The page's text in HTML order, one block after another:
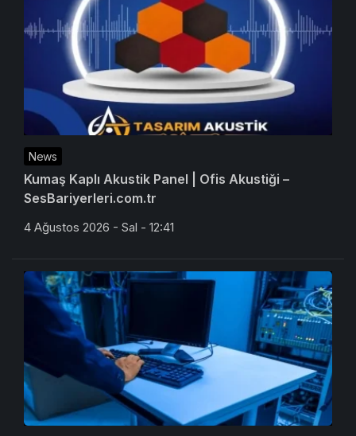
News
Kumaş Kaplı Akustik Panel | Ofis Akustiği –
SesBariyerleri.com.tr
4 Ağustos 2026 - Sal - 12:41